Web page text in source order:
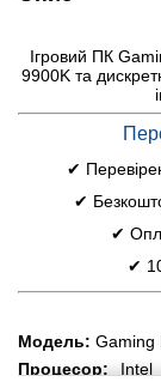
Ігровий ПК
9900K та
✔
✔
✔
✔
Модель: Gaming
Процесор: Intel